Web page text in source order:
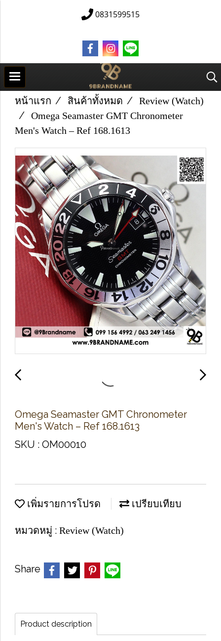
0831599515
หน้าแรก สินค้าทั้งหมด
Review (Watch)
Omega Seamaster GMT Chronometer
Men's Watch – Ref 168.1613
Omega Seamaster GMT Chronometer
Men's Watch – Ref 168.1613
SKU : OM00010
เพิ่มรายการโปรด เปรียบเทียบ
หมวดหมู่ : Review (Watch)
Share
Product description